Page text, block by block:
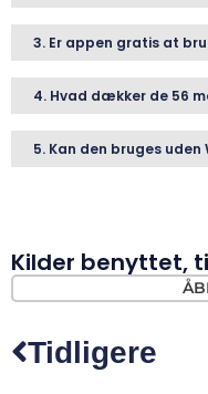
3. Er appen gratis at
4. Hvad dækker de 56
5. Kan den bruges uden
Kilder benyttet,
Tidligere